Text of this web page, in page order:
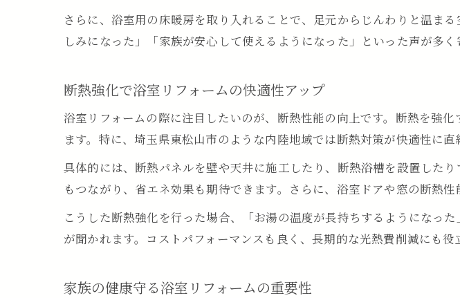
ヒートショック
省エネも叶える
簡単にできる浴
浴室リフォーム
浴室リフォーム
補助金を活用した浴室
さらに、浴室用の床暖房を取り入れることで、足元からじんわりと温ま
しみになった」「家族が安心して使えるようになった」といった声が多く
断熱強化で浴室リフォームの快適性アップ
浴室リフォームの際に注目したいのが、断熱性能の向上です。断熱を強
ます。特に、埼玉県東松山市のような内陸地域では断熱対策が快適性に直
具体的には、断熱パネルを壁や天井に施工したり、断熱浴槽を設置した
もつながり、省エネ効果も期待できます。さらに、浴室ドアや窓の断熱
こうした断熱強化を行った場合、「お湯の温度が長持ちするようになっ
が聞かれます。コストパフォーマンスも良く、長期的な光熱費削減にも役
家族の健康守る浴室リフォームの重要性